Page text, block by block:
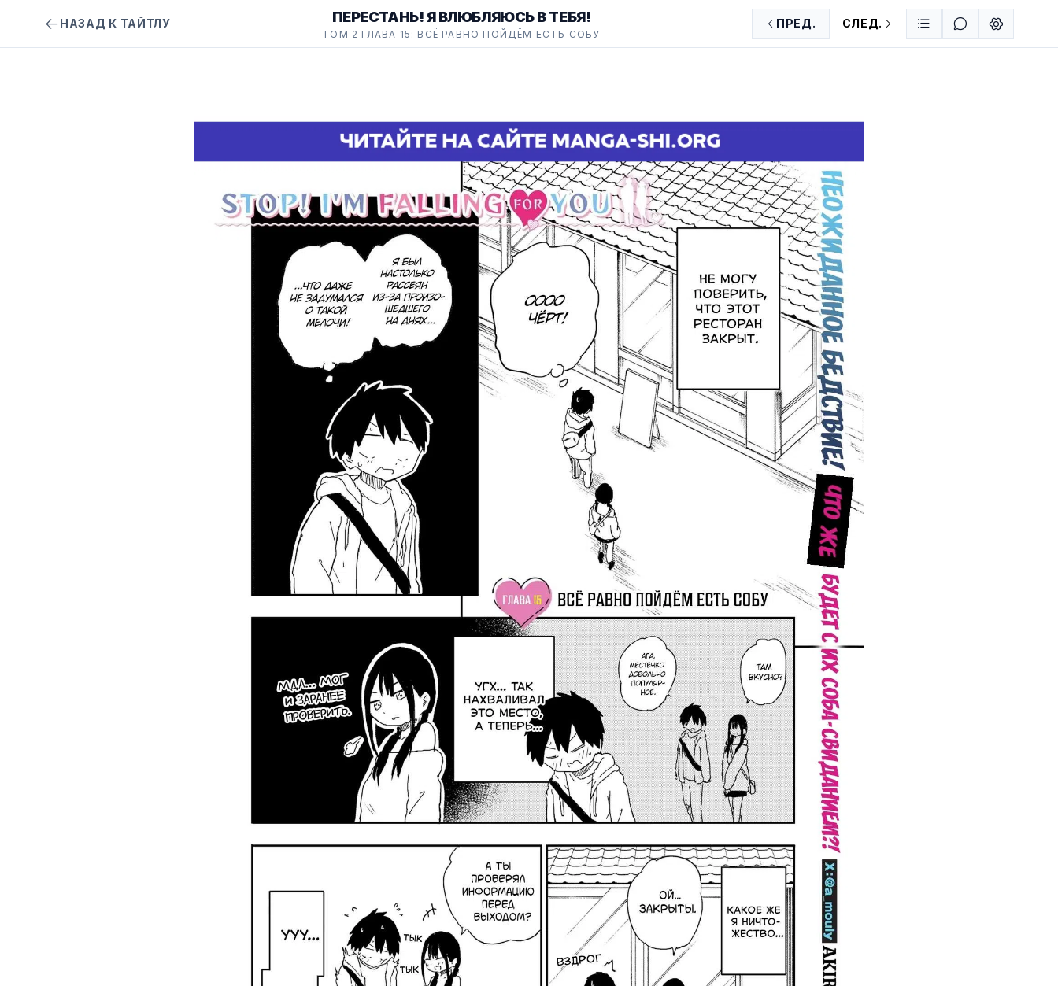
НАЗАД К ТАЙТЛУ ПЕРЕСТАНЬ! Я ВЛЮБЛЯЮСЬ В ТЕБЯ!
ТОМ 2 ГЛАВА 15: ВСЁ РАВНО ПОЙДЁМ ЕСТЬ СОБУ
ПРЕД. СЛЕД.